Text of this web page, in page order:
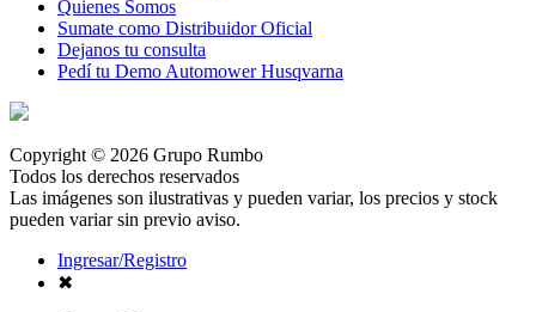
Quienes Somos
Sumate como Distribuidor Oficial
Dejanos tu consulta
Pedí tu Demo Automower Husqvarna
Copyright © 2026 Grupo Rumbo
Todos los derechos reservados
Las imágenes son ilustrativas y pueden variar, los precios y stock
pueden variar sin previo aviso.
Ingresar/Registro
✖